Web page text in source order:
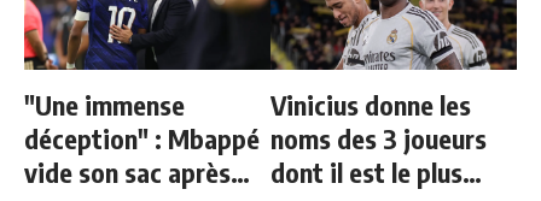
"Une immense
déception" : Mbappé
vide son sac après
Vinicius donne les
noms des 3 joueurs
dont il est le plus